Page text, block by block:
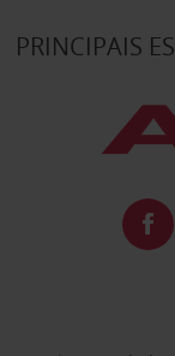
PRINCIPAIS